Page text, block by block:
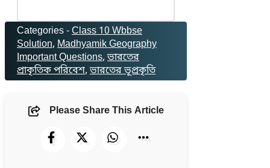
Categories -Class 10 Wbbse
Solution, Madhyamik Geography
Important Questions, ভারতের
প্রাকৃতিক পরিবেশ, ভারতের ভূপ্রকৃতি
Please Share This Article